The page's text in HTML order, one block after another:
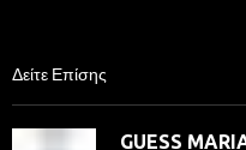
Δείτε Επίσης